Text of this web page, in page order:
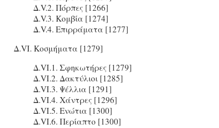
Δ.V.2. Πόρπες [1266]
Δ.V.3. Κομβία [1274]
Δ.V.4. Επιρράματα [1277]
Δ.VI. Κοσμήματα [1279]
Δ.VI.1. Σφηκωτήρες [1279]
Δ.VI.2. Δακτύλιοι [1285]
Δ.VI.3. Ψέλλια [1291]
Δ.VI.4. Χάντρες [1296]
Δ.VI.5. Ενώτια [1300]
Δ.VI.6. Περίαπτο [1300]